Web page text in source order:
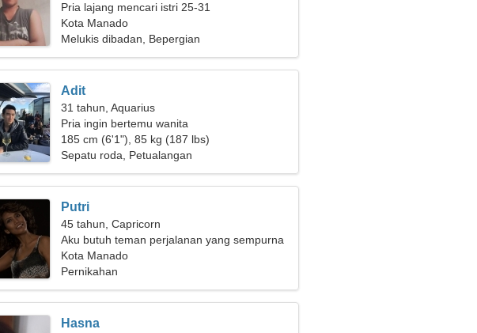
Pria lajang mencari istri 25-31
Kota Manado
Melukis dibadan, Bepergian
Adit
31 tahun, Aquarius
Pria ingin bertemu wanita
185 cm (6'1"), 85 kg (187 lbs)
Sepatu roda, Petualangan
Putri
45 tahun, Capricorn
Aku butuh teman perjalanan yang sempurna
Kota Manado
Pernikahan
Hasna